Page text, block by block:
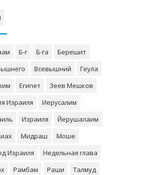
Б-г Б-га
Берешит
Всевышний
Геула
Египет
Зеев Мешков
Израиля
Иерусалим
Израиля
Йерушалаим
Мидраш
Моше
Израиля
Недельная глава
Рамбам Раши
Талмуд